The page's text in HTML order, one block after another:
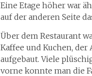
Eine Etage höher war
auf der anderen Seite
Über dem Restaurant
Kaffee und Kuchen,
aufgebaut. Viele
vorne konnte man die